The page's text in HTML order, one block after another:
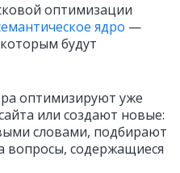
оптимизации
ядро —
будут
оптимизируют уже
или создают новые:
словами, подбирают
вопросы, содержащиеся